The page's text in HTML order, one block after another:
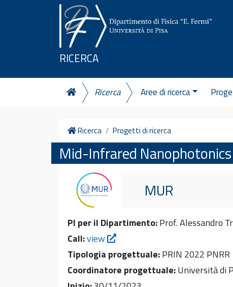
Vai al contenuto
RICERCA
Ricerca Aree di ricerca
Home
Ricerca Progetti di ricerca
Mid-Infrared
MUR
PI per il Dipartimento:Prof. Alessandro
Call:view
Tipologia progettuale:PRIN 2022 PNRR
Coordinatore progettuale:Università di